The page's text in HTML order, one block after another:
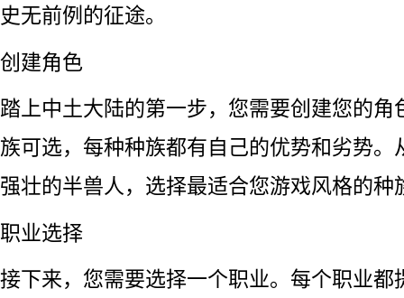
史无前例的征途。
创建角色
踏上中土大陆的第一步，您需要创建您的角
族可选，每种种族都有自己的优势和劣势。
强壮的半兽人，选择最适合您游戏风格的种
职业选择
接下来，您需要选择一个职业。每个职业都